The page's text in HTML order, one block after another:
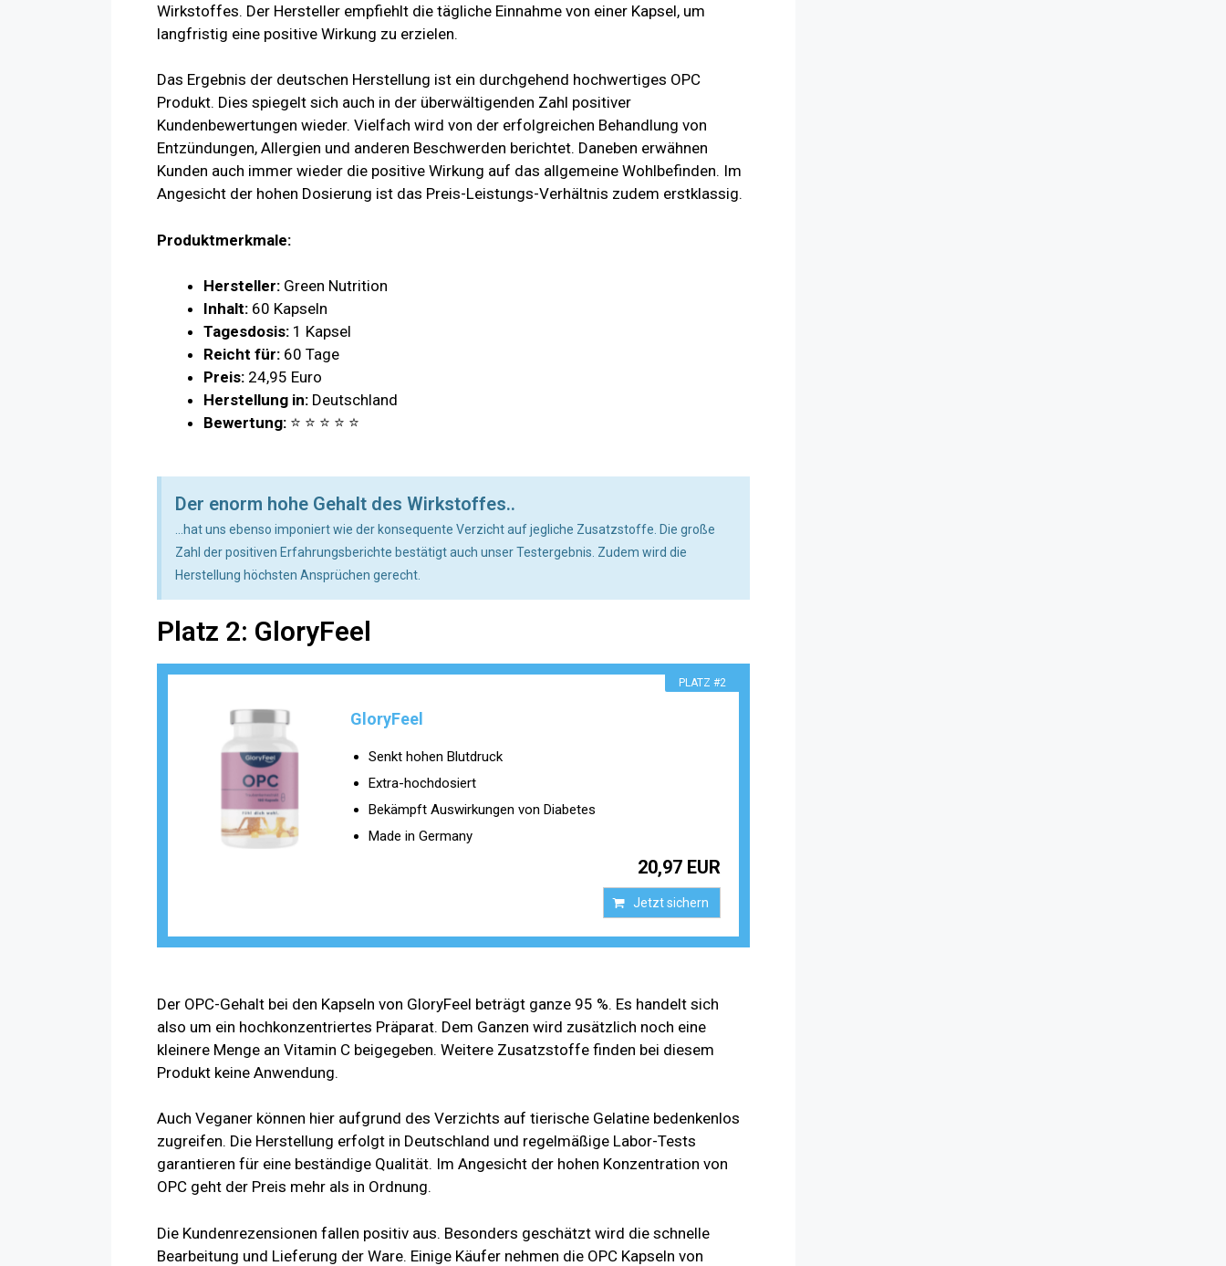
Wirkstoffes. Der Hersteller empfiehlt die tägliche Einnahme von einer Kapsel, um
langfristig eine positive Wirkung zu erzielen.
Das Ergebnis der deutschen Herstellung ist ein durchgehend hochwertiges OPC
Produkt. Dies spiegelt sich auch in der überwältigenden Zahl positiver
Kundenbewertungen wieder. Vielfach wird von der erfolgreichen Behandlung von
Entzündungen, Allergien und anderen Beschwerden berichtet. Daneben erwähnen
Kunden auch immer wieder die positive Wirkung auf das allgemeine Wohlbefinden. Im
Angesicht der hohen Dosierung ist das Preis-Leistungs-Verhältnis zudem erstklassig.
Produktmerkmale:
Hersteller: Green Nutrition
Inhalt: 60 Kapseln
Tagesdosis: 1 Kapsel
Reicht für: 60 Tage
Preis: 24,95 Euro
Herstellung in: Deutschland
Bewertung: ⭐ ⭐ ⭐ ⭐ ⭐
Der enorm hohe Gehalt des Wirkstoffes..
...hat uns ebenso imponiert wie der konsequente Verzicht auf jegliche Zusatzstoffe. Die große
Zahl der positiven Erfahrungsberichte bestätigt auch unser Testergebnis. Zudem wird die
Herstellung höchsten Ansprüchen gerecht.
Platz 2: GloryFeel
PLATZ #2
GloryFeel
Senkt hohen Blutdruck
Extra-hochdosiert
Bekämpft Auswirkungen von Diabetes
Made in Germany
20,97 EUR
Jetzt sichern
Der OPC-Gehalt bei den Kapseln von GloryFeel beträgt ganze 95 %. Es handelt sich
also um ein hochkonzentriertes Präparat. Dem Ganzen wird zusätzlich noch eine
kleinere Menge an Vitamin C beigegeben. Weitere Zusatzstoffe finden bei diesem
Produkt keine Anwendung.
Auch Veganer können hier aufgrund des Verzichts auf tierische Gelatine bedenkenlos
zugreifen. Die Herstellung erfolgt in Deutschland und regelmäßige Labor-Tests
garantieren für eine beständige Qualität. Im Angesicht der hohen Konzentration von
OPC geht der Preis mehr als in Ordnung.
Die Kundenrezensionen fallen positiv aus. Besonders geschätzt wird die schnelle
Bearbeitung und Lieferung der Ware. Einige Käufer nehmen die OPC Kapseln von